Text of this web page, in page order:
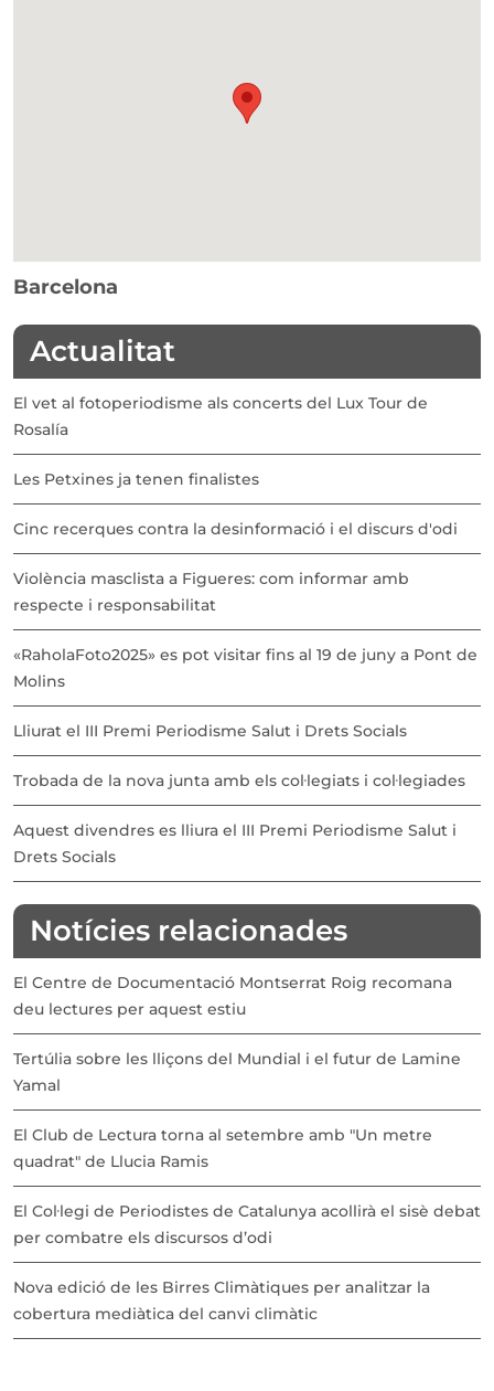
Barcelona
Actualitat
El vet al fotoperiodisme als concerts del Lux Tour de
Rosalía
Les Petxines ja tenen finalistes
Cinc recerques contra la desinformació i el discurs d'odi
Violència masclista a Figueres: com informar amb
respecte i responsabilitat
«RaholaFoto2025» es pot visitar fins al 19 de juny a Pont de
Molins
Lliurat el III Premi Periodisme Salut i Drets Socials
Trobada de la nova junta amb els col·legiats i col·legiades
Aquest divendres es lliura el III Premi Periodisme Salut i
Drets Socials
Notícies relacionades
El Centre de Documentació Montserrat Roig recomana
deu lectures per aquest estiu
Tertúlia sobre les lliçons del Mundial i el futur de Lamine
Yamal
El Club de Lectura torna al setembre amb "Un metre
quadrat" de Llucia Ramis
El Col·legi de Periodistes de Catalunya acollirà el sisè debat
per combatre els discursos d’odi
Nova edició de les Birres Climàtiques per analitzar la
cobertura mediàtica del canvi climàtic